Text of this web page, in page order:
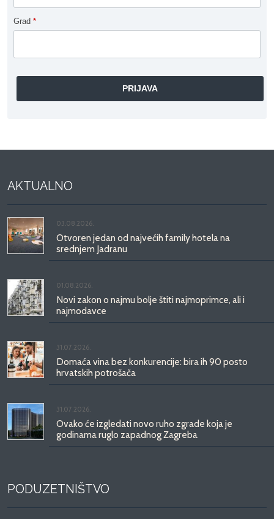
Grad *
AKTUALNO
03.08.2026.
Otvoren jedan od najvećih family hotela na
srednjem Jadranu
01.08.2026.
Novi zakon o najmu bolje štiti najmoprimce, ali i
najmodavce
31.07.2026.
Domaća vina bez konkurencije: bira ih 90 posto
hrvatskih potrošača
31.07.2026.
Ovako će izgledati novo ruho zgrade koja je
godinama ruglo zapadnog Zagreba
PODUZETNIŠTVO